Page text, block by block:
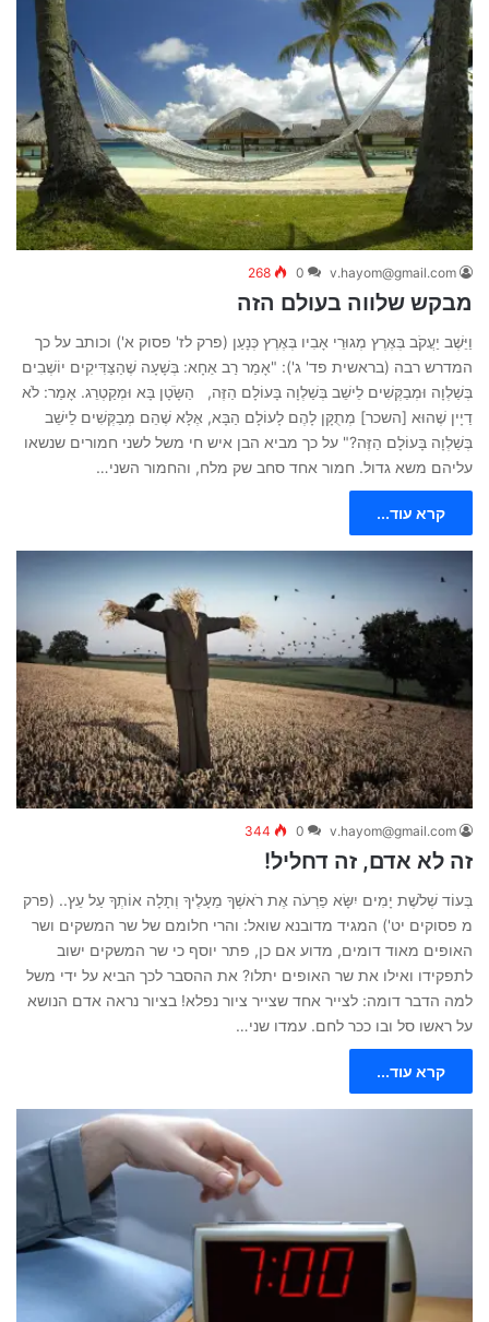
v.hayom@gmail.com
0
268
מבקש שלווה בעולם הזה
וַיֵּשֶׁב יַעֲקֹב בְּאֶרֶץ מְגוּרֵי אָבִיו בְּאֶרֶץ כְּנָעַן (פרק לז' פסוק א') וכותב על כך
המדרש רבה (בראשית פד' ג'): "אָמַר רַב אַחָא: בְּשָׁעָה שֶׁהַצַּדִּיקִים יוֹשְׁבִים
בְּשַׁלְוָה וּמְבַקְּשִׁים לֵישֵׁב בְּשַׁלְוָה בָּעוֹלָם הַזֶּה, הַשָֹּׂטָן בָּא וּמְקַטְרֵג. אָמַר: לֹא
דַיָין שֶׁהוּא [השכר] מְתֻקָּן לָהֶם לָעוֹלָם הַבָּא, אֶלָּא שֶׁהֵם מְבַקְּשִׁים לֵישֵׁב
בְּשַׁלְוָה בָּעוֹלָם הַזֶּה?" על כך מביא הבן איש חי משל לשני חמורים שנשאו
עליהם משא גדול. חמור אחד סחב שק מלח, והחמור השני…
קרא עוד...
v.hayom@gmail.com
0
344
זה לא אדם, זה דחליל!
בְּעוֹד שְׁלֹשֶׁת יָמִים יִשָּׂא פַרְעֹה אֶת רֹאשְׁךָ מֵעָלֶיךָ וְתָלָה אוֹתְךָ עַל עֵץ.. (פרק
מ פסוקים יט') המגיד מדובנא שואל: והרי חלומם של שר המשקים ושר
האופים מאוד דומים, מדוע אם כן, פתר יוסף כי שר המשקים ישוב
לתפקידו ואילו את שר האופים יתלו? את ההסבר לכך הביא על ידי משל
למה הדבר דומה: לצייר אחד שצייר ציור נפלא! בציור נראה אדם הנושא
על ראשו סל ובו ככר לחם. עמדו שני…
קרא עוד...